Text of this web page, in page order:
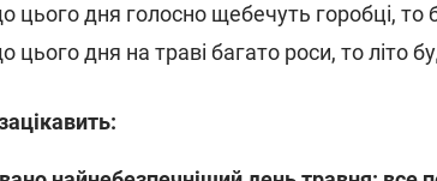
цього дня голосно щебечуть горобці, то
цього дня на траві багато роси, то літо